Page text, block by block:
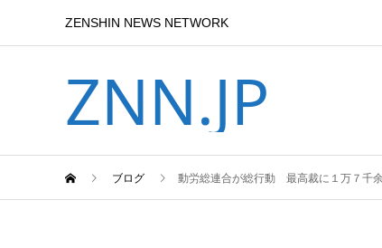
ZENSHIN NEWS NETWORK
ZNN.JP
ブログ 動労総連合が総行動 最高裁に１万７千